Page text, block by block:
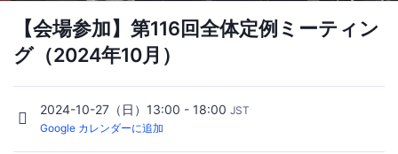
【会場参加】第116回全体定例ミーティン
グ（2024年10月）
2024-10-27（日）13:00 - 18:00 JST
Google カレンダーに追加